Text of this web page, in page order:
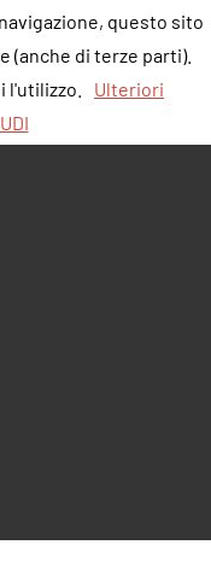
questo sito
(anche di terze parti).
l'utilizzo.
Ulteriori